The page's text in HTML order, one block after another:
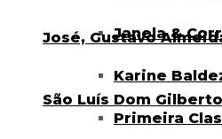
Janela &
Karine
Primeira